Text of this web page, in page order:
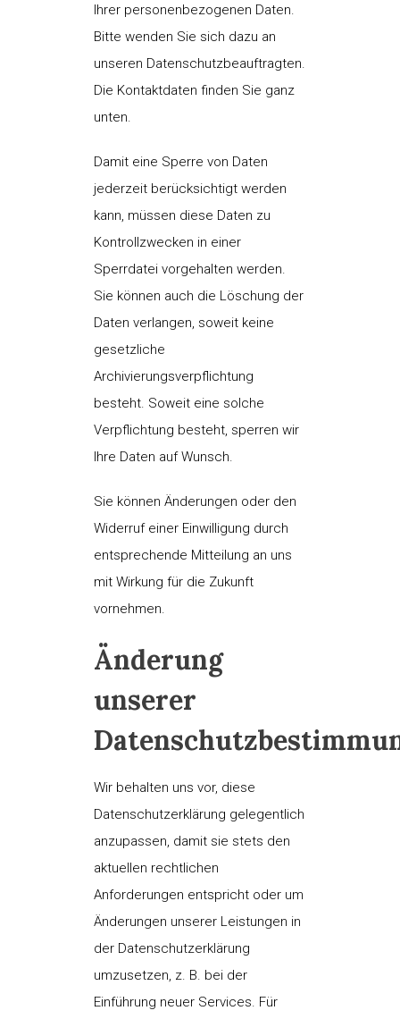
Ihrer personenbezogenen Daten.
Bitte wenden Sie sich dazu an
unseren Datenschutzbeauftragten.
Die Kontaktdaten finden Sie ganz
unten.
Damit eine Sperre von Daten
jederzeit berücksichtigt werden
kann, müssen diese Daten zu
Kontrollzwecken in einer
Sperrdatei vorgehalten werden.
Sie können auch die Löschung der
Daten verlangen, soweit keine
gesetzliche
Archivierungsverpflichtung
besteht. Soweit eine solche
Verpflichtung besteht, sperren wir
Ihre Daten auf Wunsch.
Sie können Änderungen oder den
Widerruf einer Einwilligung durch
entsprechende Mitteilung an uns
mit Wirkung für die Zukunft
vornehmen.
Änderung
unserer
Wir behalten uns vor, diese
Datenschutzerklärung gelegentlich
anzupassen, damit sie stets den
aktuellen rechtlichen
Anforderungen entspricht oder um
Änderungen unserer Leistungen in
der Datenschutzerklärung
umzusetzen, z. B. bei der
Einführung neuer Services. Für